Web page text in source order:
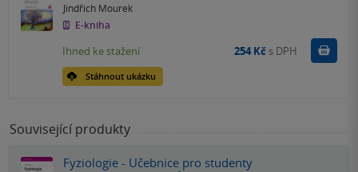
Jindřich Mourek
E-kniha
Stáhnout ukázku
Ihned ke stažení 254 Kč s DPH Koupit
Související produkty
Fyziologie - Učebnice pro studenty